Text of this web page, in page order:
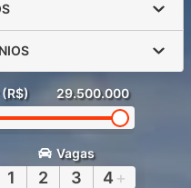
29.500.000
Vagas
1 2 3 4 +